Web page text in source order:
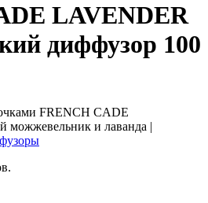
LAVENDER
диффузор 100
FRENCH CADE
можжевельник и лаванда |